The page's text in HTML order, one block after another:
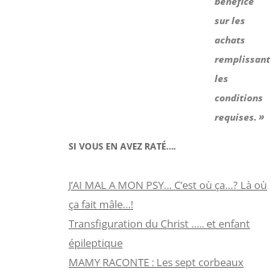
sur les
achats
remplissant
les
conditions
requises. »
SI VOUS EN AVEZ RATÉ….
J’AI MAL A MON PSY… C’est où ça…? Là où
ça fait mâle…!
Transfiguration du Christ ….. et enfant
épileptique
MAMY RACONTE : Les sept corbeaux